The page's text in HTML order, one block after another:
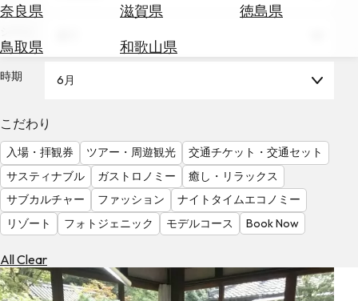
奈良県
滋賀県
徳島県
鳥取県
和歌山県
テ
を
調
べ
る
天
気
を
見
る
時期 6月
こだわり
入場・拝観券 ツアー・周遊観光
交通チケット・交通セット
サスティナブル
ガストロノミー
癒し・リラックス
サブカルチャー
ファッション
ナイトタイムエコノミー
リゾート
フォトジェニック モデルコース Book Now
All Clear